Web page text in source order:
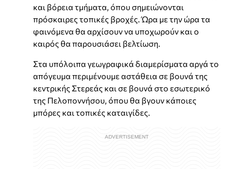
και βόρεια τμήματα, όπου σημειώνονται
πρόσκαιρες τοπικές βροχές. Ώρα με την ώρα τα
φαινόμενα θα αρχίσουν να υποχωρούν και ο
καιρός θα παρουσιάσει βελτίωση.
Στα υπόλοιπα γεωγραφικά διαμερίσματα αργά το
απόγευμα περιμένουμε αστάθεια σε βουνά της
κεντρικής Στερεάς και σε βουνά στο εσωτερικό
της Πελοποννήσου, όπου θα βγουν κάποιες
μπόρες και τοπικές καταιγίδες.